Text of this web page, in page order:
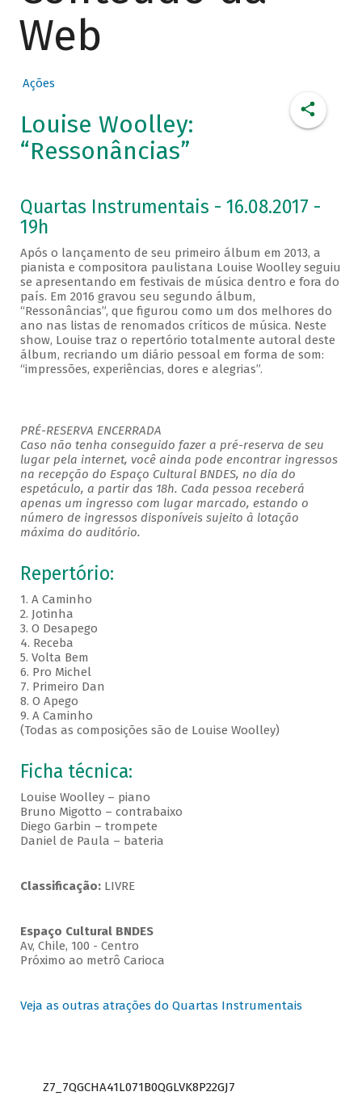
Web
Ações
Louise Woolley:
“Ressonâncias”
Quartas Instrumentais - 16.08.2017 -
19h
Após o lançamento de seu primeiro álbum em 2013, a
pianista e compositora paulistana Louise Woolley seguiu
se apresentando em festivais de música dentro e fora do
país. Em 2016 gravou seu segundo álbum,
“Ressonâncias”, que figurou como um dos melhores do
ano nas listas de renomados críticos de música. Neste
show, Louise traz o repertório totalmente autoral deste
álbum, recriando um diário pessoal em forma de som:
“impressões, experiências, dores e alegrias”.
PRÉ-RESERVA ENCERRADA
Caso não tenha conseguido fazer a pré-reserva de seu
lugar pela internet, você ainda pode encontrar ingressos
na recepção do Espaço Cultural BNDES, no dia do
espetáculo, a partir das 18h. Cada pessoa receberá
apenas um ingresso com lugar marcado, estando o
número de ingressos disponíveis sujeito à lotação
máxima do auditório.
Repertório:
1. A Caminho
2. Jotinha
3. O Desapego
4. Receba
5. Volta Bem
6. Pro Michel
7. Primeiro Dan
8. O Apego
9. A Caminho
(Todas as composições são de Louise Woolley)
Ficha técnica:
Louise Woolley – piano
Bruno Migotto – contrabaixo
Diego Garbin – trompete
Daniel de Paula – bateria
Classificação:LIVRE
Espaço Cultural BNDES
Av, Chile, 100 - Centro
Próximo ao metrô Carioca
Veja as outras atrações do Quartas Instrumentais
Z7_7QGCHA41L071B0QGLVK8P22GJ7